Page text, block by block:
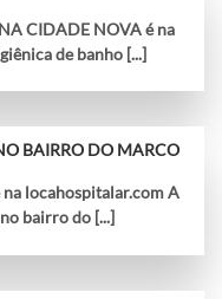
CIDADE NOVA é na
de banho [...]
BAIRRO DO MARCO
locahospitalar.com A
bairro do [...]